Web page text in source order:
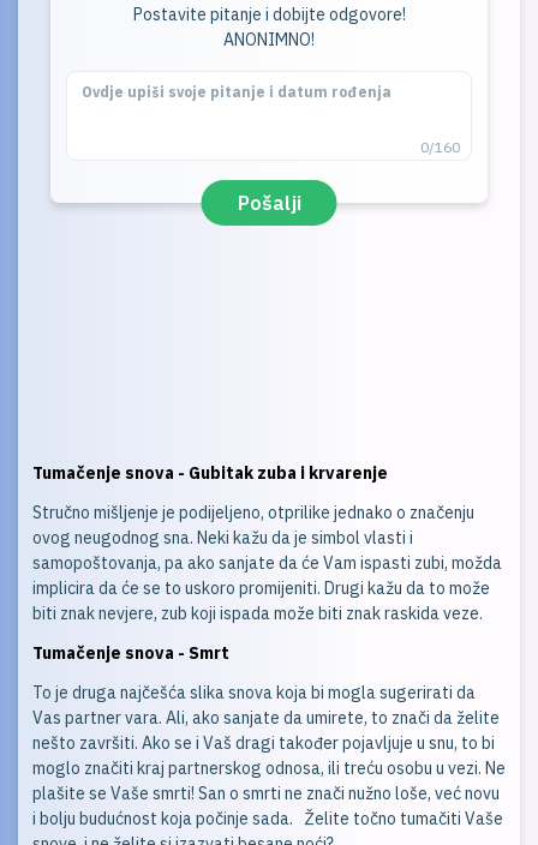
Postavite pitanje i dobijte odgovore!
ANONIMNO!
0/160
Pošalji
Tumačenje snova - Gubitak zuba i krvarenje
Stručno mišljenje je podijeljeno, otprilike jednako o značenju
ovog neugodnog sna. Neki kažu da je simbol vlasti i
samopoštovanja, pa ako sanjate da će Vam ispasti zubi, možda
implicira da će se to uskoro promijeniti. Drugi kažu da to može
biti znak nevjere, zub koji ispada može biti znak raskida veze.
Tumačenje snova - Smrt
To je druga najčešća slika snova koja bi mogla sugerirati da
Vas partner vara. Ali, ako sanjate da umirete, to znači da želite
nešto završiti. Ako se i Vaš dragi također pojavljuje u snu, to bi
moglo značiti kraj partnerskog odnosa, ili treću osobu u vezi. Ne
plašite se Vaše smrti! San o smrti ne znači nužno loše, već novu
i bolju budućnost koja počinje sada. Želite točno tumačiti Vaše